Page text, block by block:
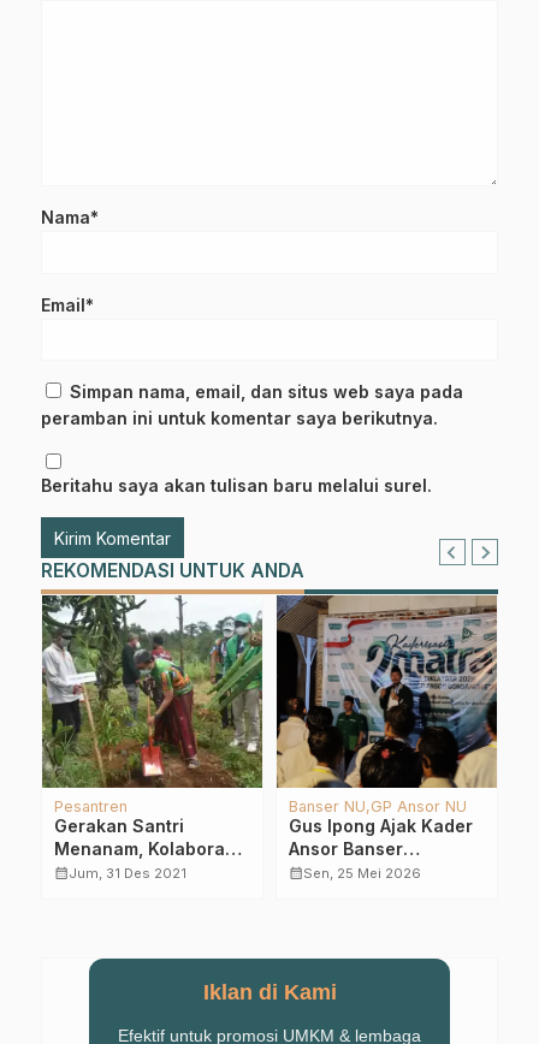
Nama*
Email*
Simpan nama, email, dan situs web saya pada
peramban ini untuk komentar saya berikutnya.
Beritahu saya akan tulisan baru melalui surel.
REKOMENDASI UNTUK ANDA
Pesantren
Gerakan Santri
Menanam, Kolaborasi
Pemerintah dengan
calendar_monthJum, 31 Des 2021
Banser NU GP Ansor NU
Gus Ipong Ajak Kader
Ansor Banser
Makmurkan Masjid
calendar_monthSen, 25 Mei 2026
Iklan di Kami
Efektif untuk promosi UMKM & lembaga